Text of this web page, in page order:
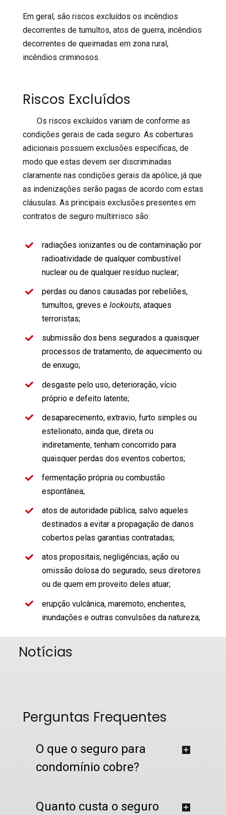
Em geral, são riscos excluídos os incêndios
decorrentes de tumultos, atos de guerra, incêndios
decorrentes de queimadas em zona rural,
incêndios criminosos.
Riscos Excluídos
Os riscos excluídos variam de conforme as
condições gerais de cada seguro. As coberturas
adicionais possuem exclusões específicas, de
modo que estas devem ser discriminadas
claramente nas condições gerais da apólice, já que
as indenizações serão pagas de acordo com estas
cláusulas. As principais exclusões presentes em
contratos de seguro multirrisco são:
radiações ionizantes ou de contaminação por
radioatividade de qualquer combustível
nuclear ou de qualquer resíduo nuclear;
perdas ou danos causadas por rebeliões,
tumultos, greves elockouts, ataques
terroristas;
submissão dos bens segurados a quaisquer
processos de tratamento, de aquecimento ou
de enxugo;
desgaste pelo uso, deterioração, vício
próprio e defeito latente;
desaparecimento, extravio, furto simples ou
estelionato, ainda que, direta ou
indiretamente, tenham concorrido para
quaisquer perdas dos eventos cobertos;
fermentação própria ou combustão
espontânea;
atos de autoridade pública, salvo aqueles
destinados a evitar a propagação de danos
cobertos pelas garantias contratadas;
atos propositais, negligências, ação ou
omissão dolosa do segurado, seus diretores
ou de quem em proveito deles atuar;
erupção vulcânica, maremoto, enchentes,
inundações e outras convulsões da natureza;
Notícias
Perguntas Frequentes
O que o seguro para
condomínio cobre?
Quanto custa o seguro